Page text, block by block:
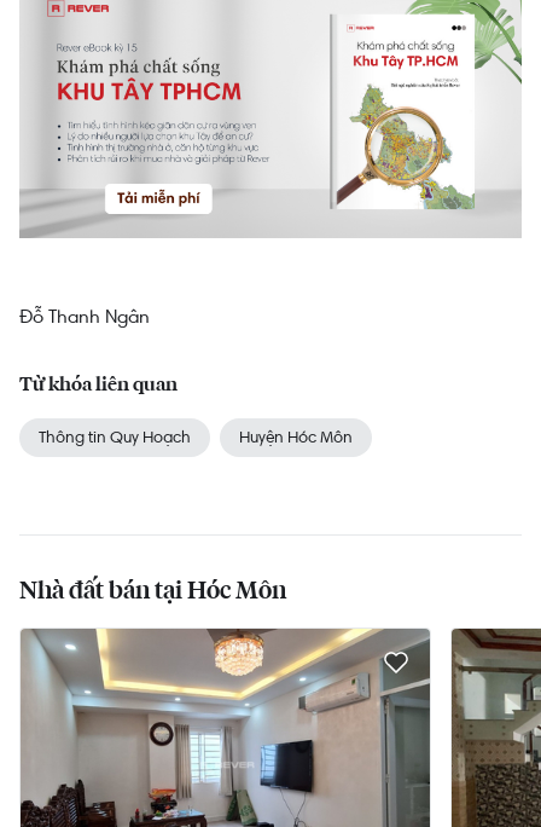
Đỗ Thanh Ngân
Từ khóa liên quan
Thông tin Quy Hoạch Huyện Hóc Môn
Nhà đất bán tại Hóc Môn